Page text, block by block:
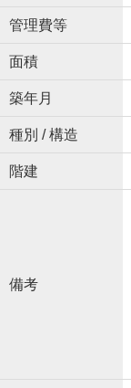
管理費等
面積
築年月
種別 / 構造
階建
備考